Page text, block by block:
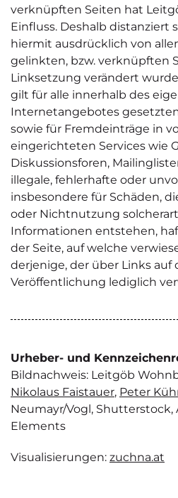
verknüpften Seiten hat
Einfluss. Deshalb distanziert
hiermit ausdrücklich von
gelinkten, bzw. verknüpften
Linksetzung verändert
gilt für alle innerhalb des
Internetangebotes
sowie für Fremdeinträge in
eingerichteten Services wie
Diskussionsforen,
illegale, fehlerhafte oder
insbesondere für Schäden,
oder Nichtnutzung
Informationen entstehen,
der Seite, auf welche
derjenige, der über Links auf
Veröffentlichung lediglich
Urheber- und
Bildnachweis: Leitgöb
Nikolaus Faistauer, Peter
Neumayr/Vogl, Shutterstock,
Elements
Visualisierungen: zuchna.at